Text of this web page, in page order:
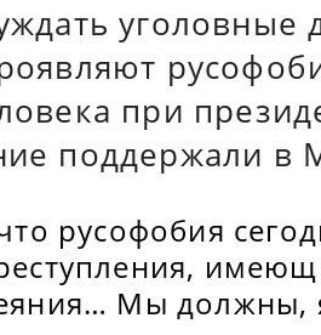
уголовные
при
поддержали в
русофобия
Мы должны,